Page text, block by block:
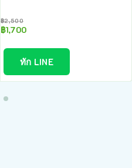
฿2,500
฿1,700
ทัก LINE